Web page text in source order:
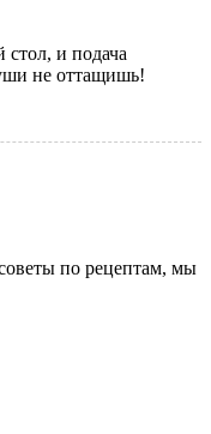
и подача
не оттащишь!
по рецептам, мы